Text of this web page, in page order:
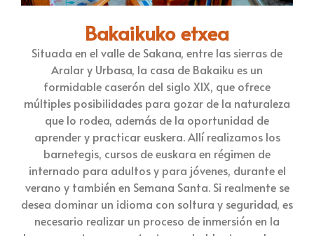
Bakaikuko etxea
Situada en el valle de Sakana, entre las sierras de
Aralar y Urbasa, la casa de Bakaiku es un
formidable caserón del siglo XIX, que ofrece
múltiples posibilidades para gozar de la naturaleza
que lo rodea, además de la oportunidad de
aprender y practicar euskera. Allí realizamos los
barnetegis, cursos de euskara en régimen de
internado para adultos y para jóvenes, durante el
verano y también en Semana Santa. Si realmente se
desea dominar un idioma con soltura y seguridad, es
necesario realizar un proceso de inmersión en la